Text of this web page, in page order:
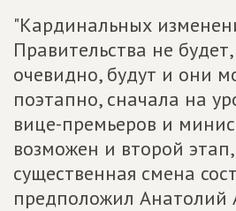
"Кардинальных
Правительства не
очевидно, будут и они
поэтапно, сначала на
вице-премьеров и
возможен и второй
существенная смена
предположил Анатолий